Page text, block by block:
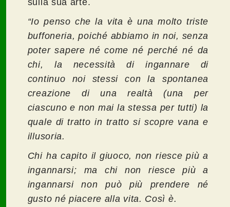
“Io penso che la vita è una molto triste
buffoneria, poiché abbiamo in noi, senza
poter sapere né come né perché né da
chi, la necessità di ingannare di
continuo noi stessi con la spontanea
creazione di una realtà (una per
ciascuno e non mai la stessa per tutti) la
quale di tratto in tratto si scopre vana e
illusoria.
Chi ha capito il giuoco, non riesce più a
ingannarsi; ma chi non riesce più a
ingannarsi non può più prendere né
gusto né piacere alla vita. Così è.